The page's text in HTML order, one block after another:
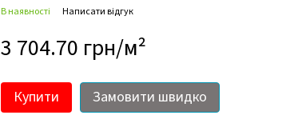
В наявності Написати відгук
3 704.70 грн/м²
Купити Замовити швидко